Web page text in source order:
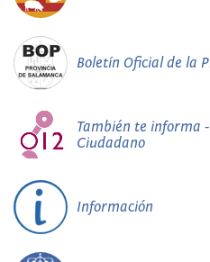
Boletín Oficial de la
También te informa
Ciudadano
Información